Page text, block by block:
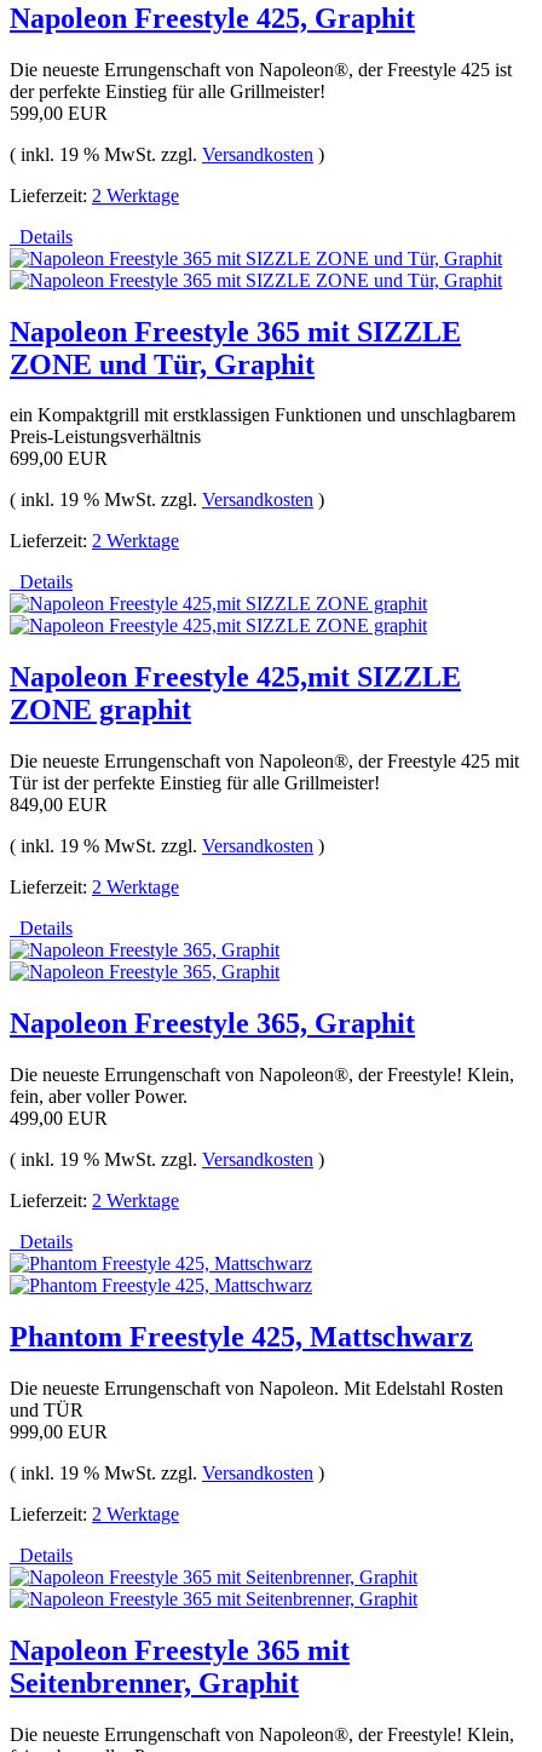
Napoleon Freestyle 425, Graphit
Die neueste Errungenschaft von Napoleon®, der Freestyle 425 ist
der perfekte Einstieg für alle Grillmeister!
599,00 EUR
( inkl. 19 % MwSt. zzgl. Versandkosten )
Lieferzeit: 2 Werktage
Details
Napoleon Freestyle 365 mit SIZZLE
ZONE und Tür, Graphit
ein Kompaktgrill mit erstklassigen Funktionen und unschlagbarem
Preis-Leistungsverhältnis
699,00 EUR
( inkl. 19 % MwSt. zzgl. Versandkosten )
Lieferzeit: 2 Werktage
Details
Napoleon Freestyle 425,mit SIZZLE
ZONE graphit
Die neueste Errungenschaft von Napoleon®, der Freestyle 425 mit
Tür ist der perfekte Einstieg für alle Grillmeister!
849,00 EUR
( inkl. 19 % MwSt. zzgl. Versandkosten )
Lieferzeit: 2 Werktage
Details
Napoleon Freestyle 365, Graphit
Die neueste Errungenschaft von Napoleon®, der Freestyle! Klein,
fein, aber voller Power.
499,00 EUR
( inkl. 19 % MwSt. zzgl. Versandkosten )
Lieferzeit: 2 Werktage
Details
Phantom Freestyle 425, Mattschwarz
Die neueste Errungenschaft von Napoleon. Mit Edelstahl Rosten
und TÜR
999,00 EUR
( inkl. 19 % MwSt. zzgl. Versandkosten )
Lieferzeit: 2 Werktage
Details
Napoleon Freestyle 365 mit
Seitenbrenner, Graphit
Die neueste Errungenschaft von Napoleon®, der Freestyle! Klein,